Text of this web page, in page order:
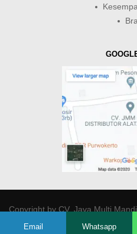
Copyright byCV. Java Multi
Email Whatsapp